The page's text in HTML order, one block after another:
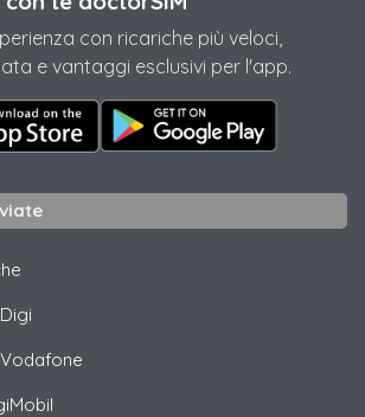
con ricariche più veloci,
e vantaggi esclusivi per l'app.
Digi
Vodafone